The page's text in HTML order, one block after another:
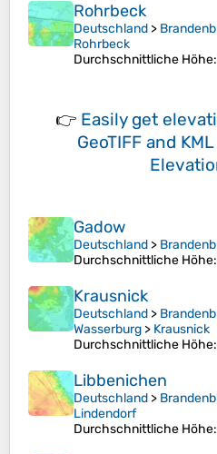
Rohrbeck
Deutschland >
Rohrbeck
Durchschnittliche Höhe
👉 Easily get
GeoTIFF and
Gadow
Deutschland >
Durchschnittliche Höhe
Krausnick
Deutschland >
Wasserburg > Krausnick
Durchschnittliche Höhe
Libbenichen
Deutschland >
Lindendorf
Durchschnittliche Höhe